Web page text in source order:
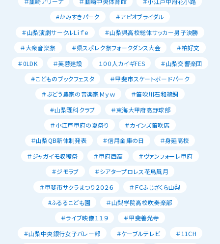
#かみすきパーク
＃アピオブライダル
＃山梨演劇サークルLｉｆｅ
＃山梨県高校総体サッカー男子決勝
＃大衆音楽祭
＃県スポレク祭フォークダンス大会
＃柏好文
＃0LDK
＃芙蓉建設 １００人カイギFES
＃山梨交響楽団
＃こどものブックフェスタ
＃甲斐市スケートボードパーク
＃ぶどう農家の音楽家Ｍｙｗ
＃笛吹川石和鵜飼
＃山梨理科クラブ
＃東海大甲府高野球部
＃小江戸甲府の夏祭り
＃カインズ笛吹店
＃山梨QB新体制発表
＃信用金庫の日
＃身延高校
＃ジャガイモ収穫祭
＃甲府西高
＃ヴァンフォーレ甲府
＃ジモラブ
＃シアタープロレス花鳥風月
＃甲斐市サクラまつり２０２６
＃ＦＣふじざくら山梨
#ふるるこども園
＃山梨学院高校吹奏楽部
＃ライブ映像１１９
＃甲斐善光寺
＃山梨中央銀行女子バレー部
＃ケーブルテレビ
＃11CH